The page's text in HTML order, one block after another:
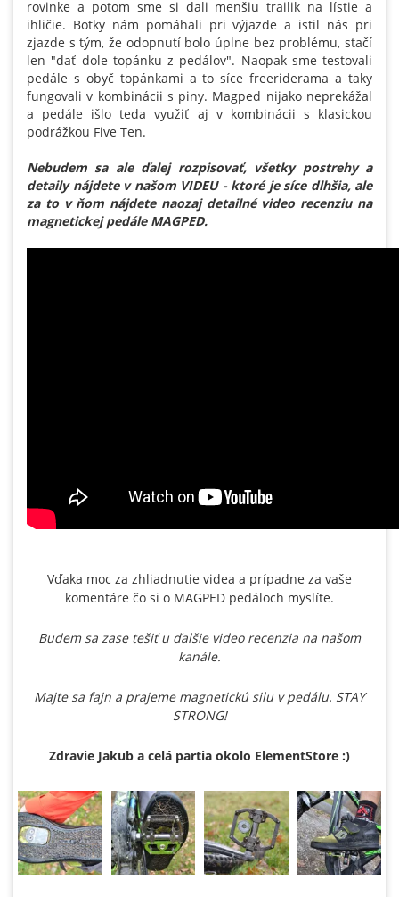
rovinke a potom sme si dali menšiu trailik na lístie a
ihličie. Botky nám pomáhali pri výjazde a istil nás pri
zjazde s tým, že odopnutí bolo úplne bez problému, stačí
len "dať dole topánku z pedálov". Naopak sme testovali
pedále s obyč topánkami a to síce freeriderama a taky
fungovali v kombinácii s piny. Magped nijako neprekážal
a pedále išlo teda využiť aj v kombinácii s klasickou
podrážkou Five Ten.
Nebudem sa ale ďalej rozpisovať, všetky postrehy a
detaily nájdete v našom VIDEU - ktoré je síce dlhšia, ale
za to v ňom nájdete naozaj detailné video recenziu na
magnetickej pedále MAGPED.
Vďaka moc za zhliadnutie videa a prípadne za vaše
komentáre čo si o MAGPED pedáloch myslíte.
Budem sa zase tešiť u ďalšie video recenzia na našom
kanále.
Majte sa fajn a prajeme magnetickú silu v pedálu. STAY
STRONG!
Zdravie Jakub a celá partia okolo ElementStore :)